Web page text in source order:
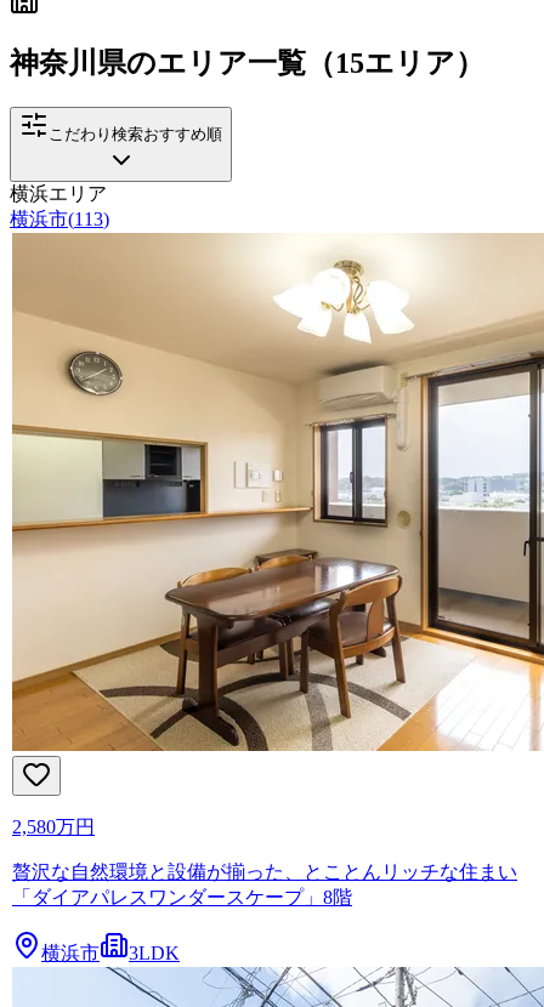
神奈川県のエリア一覧（15エリア）
こだわり検索おすすめ順
横浜エリア
横浜市(113)
2,580万円
贅沢な自然環境と設備が揃った、とことんリッチな住まい
「ダイアパレスワンダースケープ」8階
横浜市 3LDK